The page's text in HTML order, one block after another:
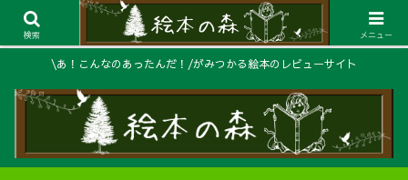
\あ！こんなのあったんだ！/がみつかる絵本のレビューサイト
検索 メニュー